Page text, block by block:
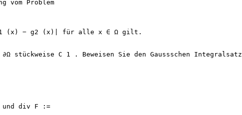
Problem
(x) − g2 (x)| für alle x ∈ Ω gilt.
stückweise C 1 . Beweisen Sie den Gaussschen Integralsatz
div F :=